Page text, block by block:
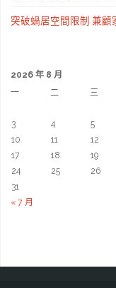
突破蝸居空間限制 兼顧
2026 年 8 月
一
二 三
« 7 月
3
4 5
10
11 12
17
18 19
24
25 26
31